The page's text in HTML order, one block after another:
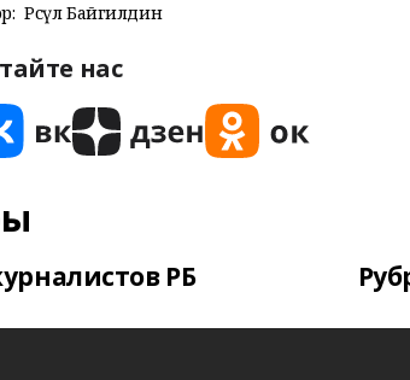
Рәсүл Байгилдин
нас
РБ